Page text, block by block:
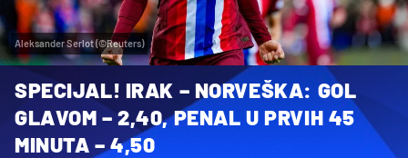
Aleksander Serlot (©Reuters)
SPECIJAL! IRAK – NORVEŠKA: GOL
GLAVOM – 2,40, PENAL U PRVIH 45
MINUTA – 4,50